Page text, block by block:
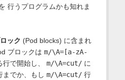
行うプログラムかも知れま
ック (Pod blocks) に含まれ
ブロックは m/\A=[a-zA-
で開始し、 m/\A=cut/に
までか、もし m/\A=cut/行